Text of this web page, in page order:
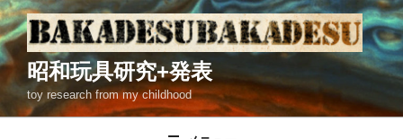
コ
ン
テ
ン
ツ
へ
昭和玩具研究+発表
toy research from my childhood